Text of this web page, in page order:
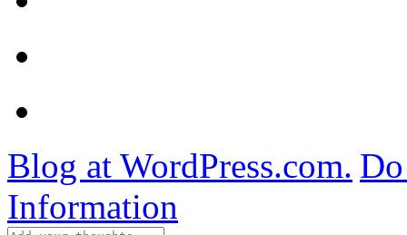
Blog at WordPress.com.
Information